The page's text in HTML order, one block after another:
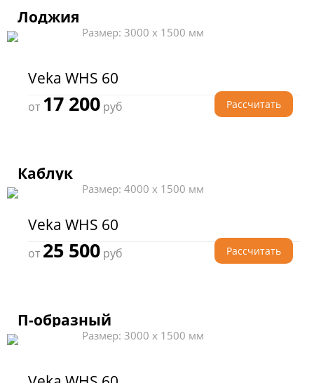
Лоджия
Размер: 3000 x 1500 мм
Veka WHS 60
от 17 200 руб Рассчитать
Каблук
Размер: 4000 x 1500 мм
Veka WHS 60
от 25 500 руб Рассчитать
П-образный
Размер: 3000 x 1500 мм